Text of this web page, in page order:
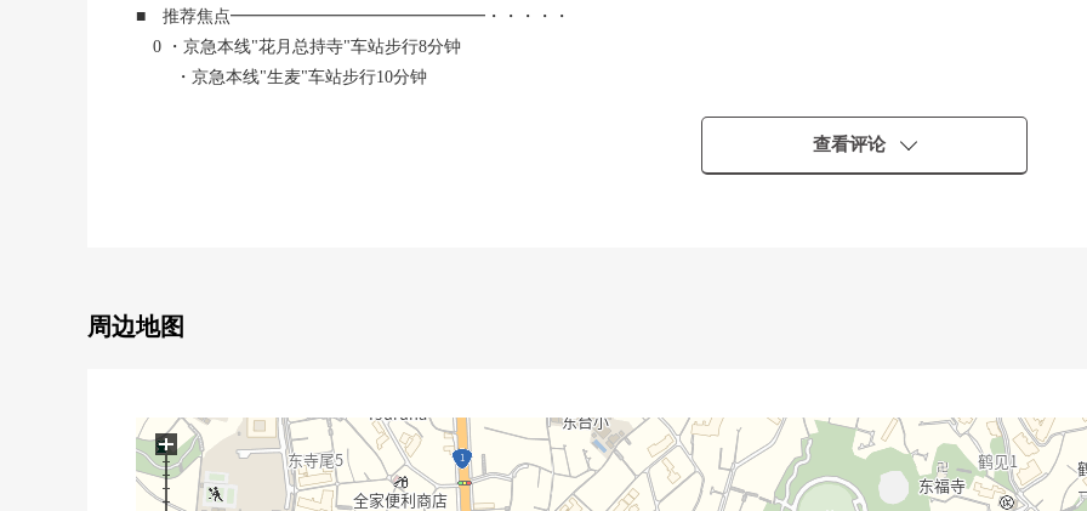
■ 推荐焦点━━━━━━━━━━━━━━━・・・・・
0 ・京急本线"花月总持寺"车站步行8分钟
・京急本线"生麦"车站步行10分钟
0 包括西式房间的步入式衣帽间在内，在各地方从属于存储空间
也把周围房源合起来，不仅周边环境以及设施的向导而且，能介绍。
查看评论
周边地图
+